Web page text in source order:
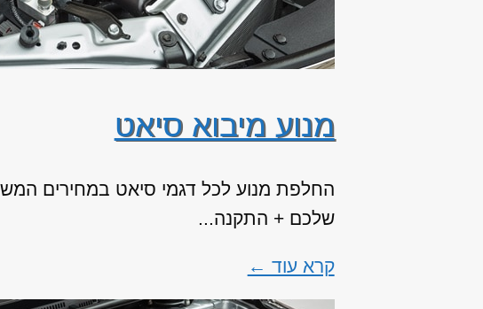
מנוע מיבוא סיאט
החלפת מנוע לכל דגמי סיאט במחירים
שלכם + התקנה...
קרא עוד ←